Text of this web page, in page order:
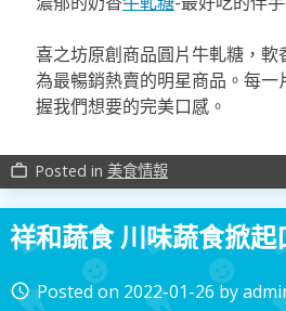
喜之坊原創商品圓片牛軋糖，
為最暢銷熱賣的明星商品。每
握我們想要的完美口感。
work_outline Posted in 美食情報
祥和蔬食 川味蔬食掀起
access_time Posted on 2022-01-26 by